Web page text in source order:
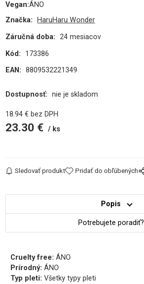
Vegan:ÁNO
Značka:
HaruHaru Wonder
Záručná doba: 24 mesiacov
Kód:
173386
EAN: 8809532221349
Dostupnosť: nie je skladom
18.94 € bez DPH
23.30 € ks
Sledovať produkt Pridať do obľúbených
Popis
Potrebujete poradiť?
Cruelty free:ÁNO
Prírodný:ÁNO
Typ pleti:Všetky typy pleti